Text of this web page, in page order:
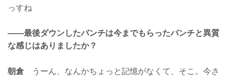
っすね
——最後ダウンしたパンチは今までもらったパンチと異質
な感じはありましたか？
朝倉うーん、なんかちょっと記憶がなくて、そこ。今さ